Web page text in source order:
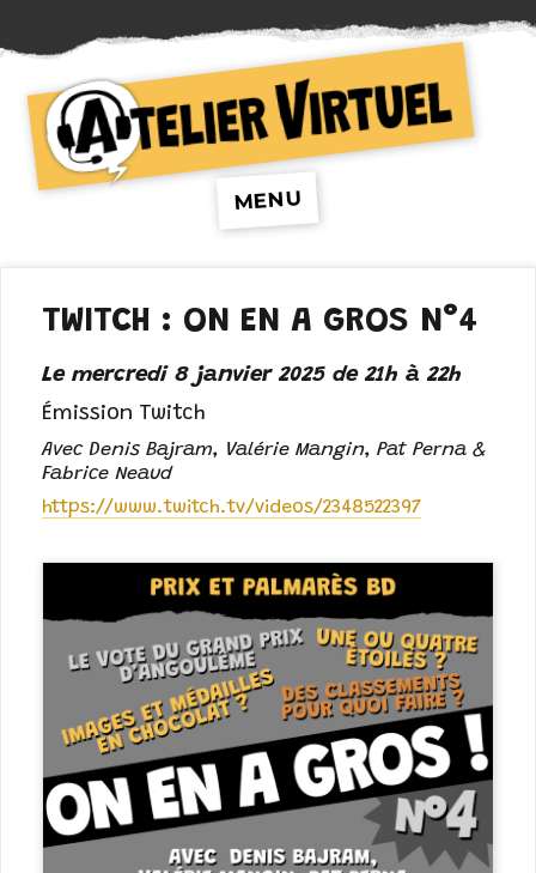
Atelier VirtuelMENU
TWITCH : ON EN A GROS N°4
Le mercredi 8 janvier 2025 de 21h à 22h
Émission Twitch
Avec Denis Bajram, Valérie Mangin, Pat Perna &
Fabrice Neaud
https://www.twitch.tv/videos/2348522397